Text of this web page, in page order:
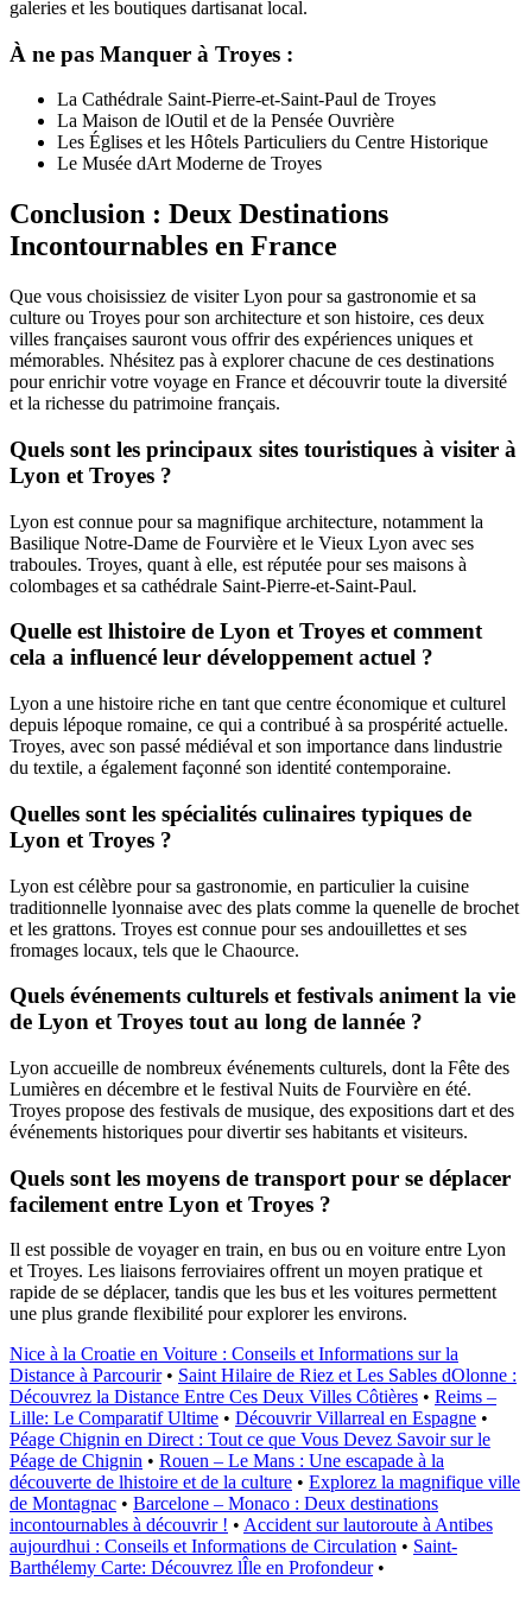
galeries et les boutiques dartisanat local.
À ne pas Manquer à Troyes :
La Cathédrale Saint-Pierre-et-Saint-Paul de Troyes
La Maison de lOutil et de la Pensée Ouvrière
Les Églises et les Hôtels Particuliers du Centre Historique
Le Musée dArt Moderne de Troyes
Conclusion : Deux Destinations
Incontournables en France
Que vous choisissiez de visiter Lyon pour sa gastronomie et sa
culture ou Troyes pour son architecture et son histoire, ces deux
villes françaises sauront vous offrir des expériences uniques et
mémorables. Nhésitez pas à explorer chacune de ces destinations
pour enrichir votre voyage en France et découvrir toute la diversité
et la richesse du patrimoine français.
Quels sont les principaux sites touristiques à visiter à
Lyon et Troyes ?
Lyon est connue pour sa magnifique architecture, notamment la
Basilique Notre-Dame de Fourvière et le Vieux Lyon avec ses
traboules. Troyes, quant à elle, est réputée pour ses maisons à
colombages et sa cathédrale Saint-Pierre-et-Saint-Paul.
Quelle est lhistoire de Lyon et Troyes et comment
cela a influencé leur développement actuel ?
Lyon a une histoire riche en tant que centre économique et culturel
depuis lépoque romaine, ce qui a contribué à sa prospérité actuelle.
Troyes, avec son passé médiéval et son importance dans lindustrie
du textile, a également façonné son identité contemporaine.
Quelles sont les spécialités culinaires typiques de
Lyon et Troyes ?
Lyon est célèbre pour sa gastronomie, en particulier la cuisine
traditionnelle lyonnaise avec des plats comme la quenelle de brochet
et les grattons. Troyes est connue pour ses andouillettes et ses
fromages locaux, tels que le Chaource.
Quels événements culturels et festivals animent la vie
de Lyon et Troyes tout au long de lannée ?
Lyon accueille de nombreux événements culturels, dont la Fête des
Lumières en décembre et le festival Nuits de Fourvière en été.
Troyes propose des festivals de musique, des expositions dart et des
événements historiques pour divertir ses habitants et visiteurs.
Quels sont les moyens de transport pour se déplacer
facilement entre Lyon et Troyes ?
Il est possible de voyager en train, en bus ou en voiture entre Lyon
et Troyes. Les liaisons ferroviaires offrent un moyen pratique et
rapide de se déplacer, tandis que les bus et les voitures permettent
une plus grande flexibilité pour explorer les environs.
Nice à la Croatie en Voiture : Conseils et Informations sur la
Distance à Parcourir• Saint Hilaire de Riez et Les Sables dOlonne :
Découvrez la Distance Entre Ces Deux Villes Côtières • Reims –
Lille: Le Comparatif Ultime • Découvrir Villarreal en Espagne •
Péage Chignin en Direct : Tout ce que Vous Devez Savoir sur le
Péage de Chignin • Rouen – Le Mans : Une escapade à la
découverte de lhistoire et de la culture • Explorez la magnifique ville
de Montagnac • Barcelone – Monaco : Deux destinations
incontournables à découvrir ! • Accident sur lautoroute à Antibes
aujourdhui : Conseils et Informations de Circulation • Saint-
Barthélemy Carte: Découvrez lÎle en Profondeur•